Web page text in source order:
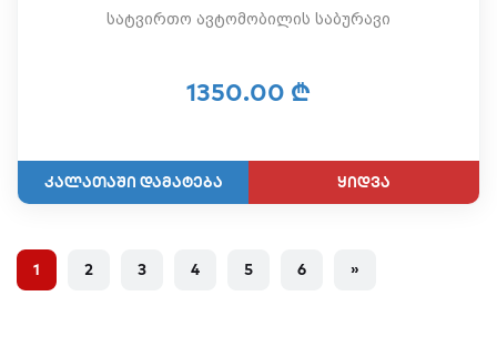
სატვირთო ავტომობილის საბურავი
1350.00 ₾
ყიდვა
1 2 3 4 5 6 »